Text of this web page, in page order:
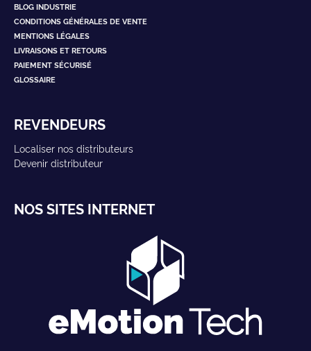
BLOG INDUSTRIE
CONDITIONS GÉNÉRALES DE VENTE
MENTIONS LÉGALES
LIVRAISONS ET RETOURS
PAIEMENT SÉCURISÉ
GLOSSAIRE
REVENDEURS
Localiser nos distributeurs
Devenir distributeur
NOS SITES INTERNET